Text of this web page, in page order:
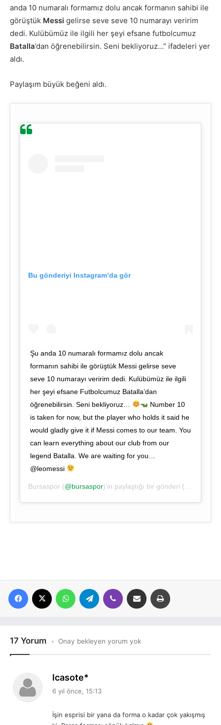
anda 10 numaralı formamız dolu ancak formanın sahibi ile
görüştük Messi gelirse seve seve 10 numarayı veririm
dedi. Kulübümüz ile ilgili her şeyi efsane futbolcumuz
Batalla’dan öğrenebilirsin. Seni bekliyoruz…” ifadeleri yer
aldı.
Paylaşım büyük beğeni aldı.
Bu gönderiyi Instagram’da gör
Şu anda 10 numaralı formamız dolu ancak
formanın sahibi ile görüştük Messi gelirse seve
seve 10 numarayı veririm dedi. Kulübümüz ile ilgili
her şeyi efsane Futbolcumuz Batalla’dan
öğrenebilirsin. Seni bekliyoruz…
Number 10
is taken for now, but the player who holds it said he
would gladly give it if Messi comes to our team. You
can learn everything about our club from our
legend Batalla. We are waiting for you…
@leomessi
Bursaspor (@bursaspor)’in paylaştığı bir gönderi (
Facebook WhatsAppTelegram Viber E-posta ile paylaş
17 Yorum Onay bekleyen yorum yok
lcasote*
6 yıl önce, 15:13
İşin esprisi bir yana da forma o kadar çok yakışmış